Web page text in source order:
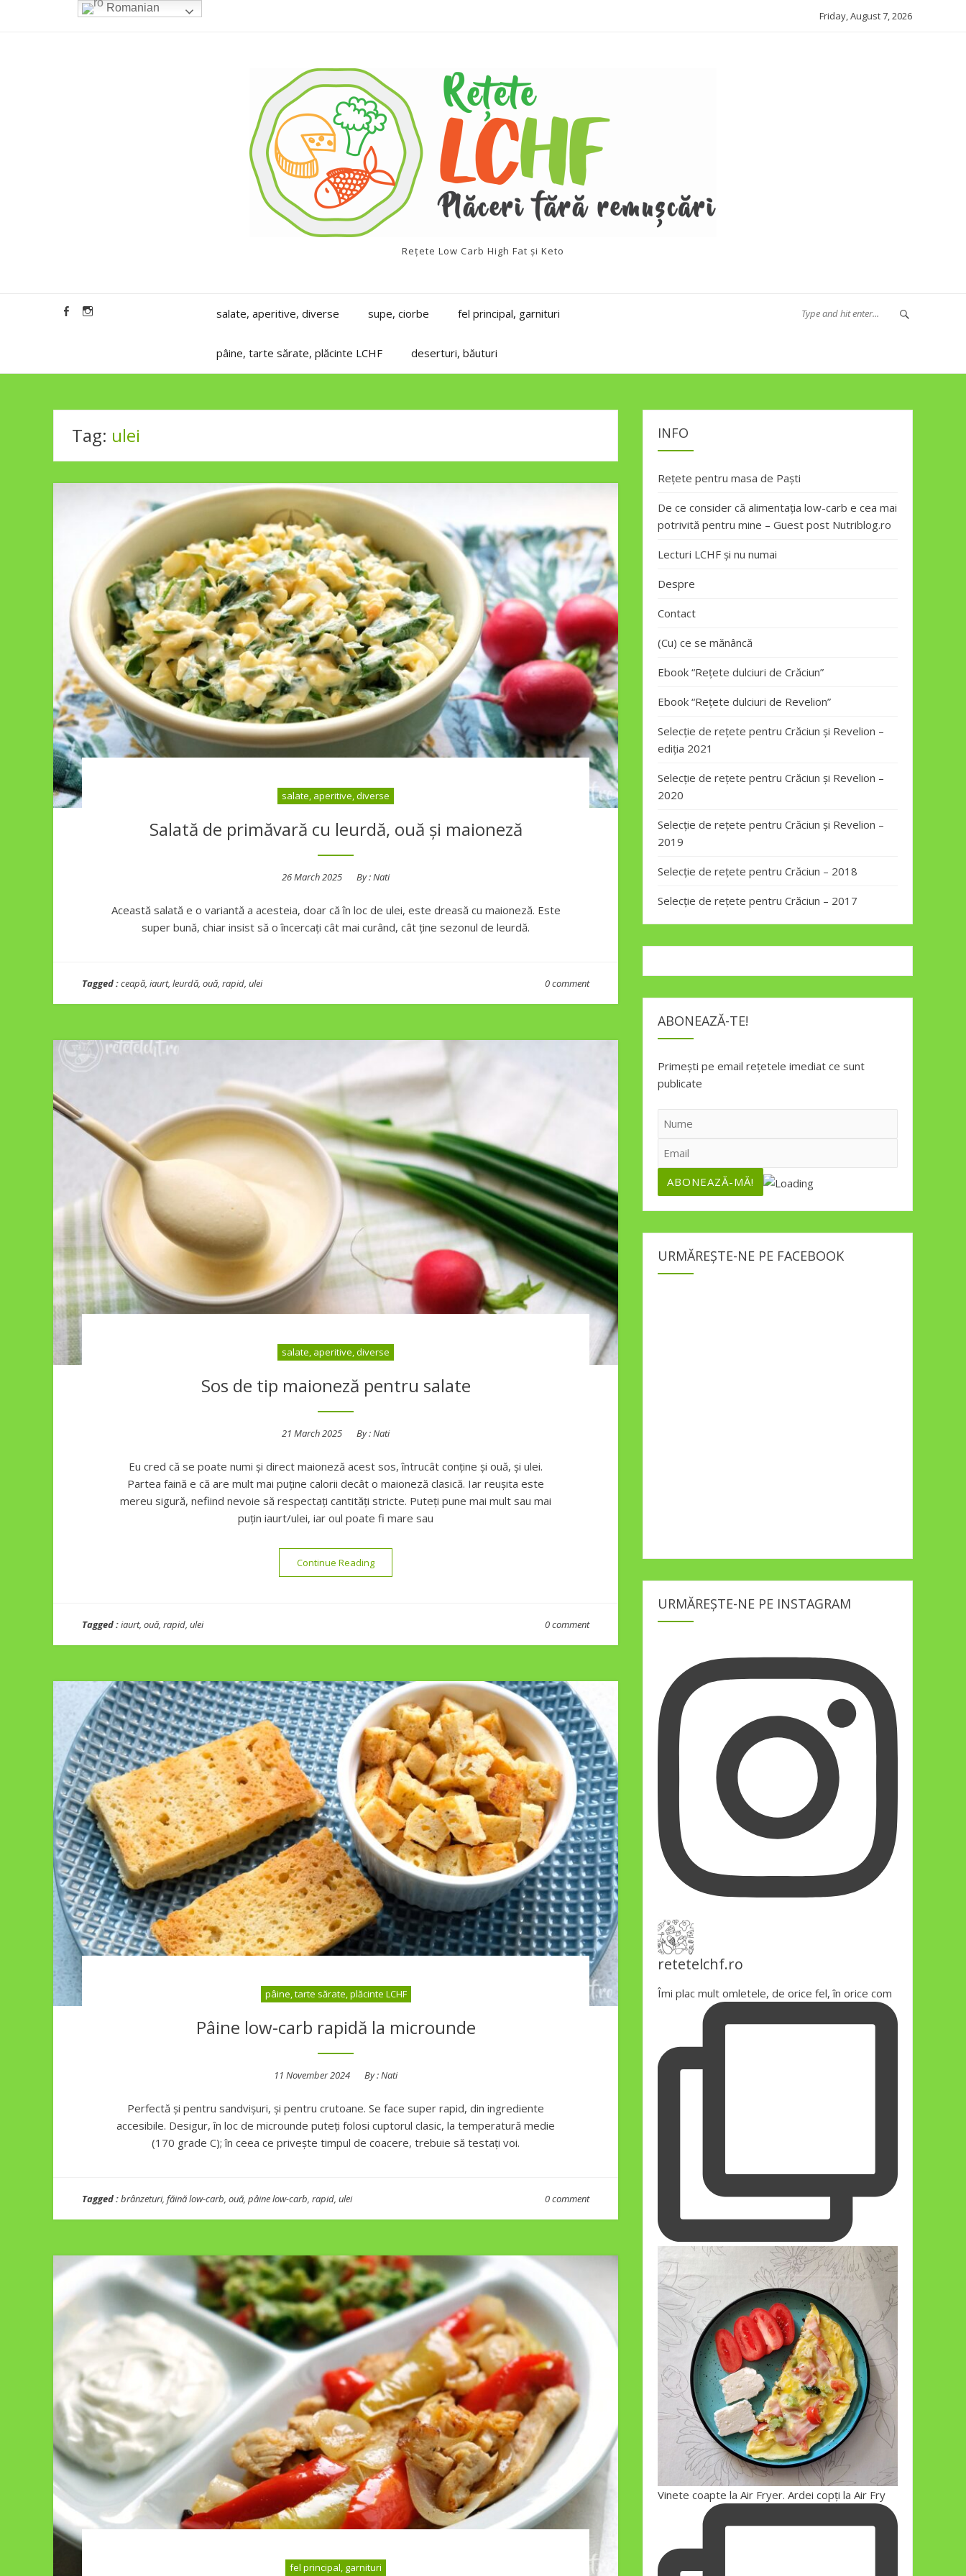
Friday, August 7, 2026
Rețete Low Carb High Fat și Keto
salate, aperitive, diverse supe, ciorbe fel principal, garnituri
pâine, tarte sărate, plăcinte LCHF deserturi, băuturi
Tag: ulei
salate, aperitive, diverse
Salată de primăvară cu leurdă, ouă și maioneză
Posted
26 March 2025 By :Nati
Această salată e o variantă a acesteia, doar că în loc de ulei, este dreasă cu maioneză. Este
super bună, chiar insist să o încercați cât mai curând, cât ține sezonul de leurdă.
Tagged :ceapă iaurt, leurdă ouă rapid ulei 0 comment
salate, aperitive, diverse
Sos de tip maioneză pentru salate
Posted
21 March 2025 By :Nati
Eu cred că se poate numi și direct maioneză acest sos, întrucât conține și ouă, și ulei.
Partea faină e că are mult mai puține calorii decât o maioneză clasică. Iar reușita este
mereu sigură, nefiind nevoie să respectați cantități stricte. Puteți pune mai mult sau mai
puțin iaurt/ulei, iar oul poate fi mare sau
Continue Reading“Sos de tip maioneză pentru salate”
Tagged :iaurt, ouă, rapid, ulei 0 comment
pâine, tarte sărate, plăcinte LCHF
Pâine low-carb rapidă la microunde
Posted
11 November 2024 By :Nati
Perfectă și pentru sandvișuri, și pentru crutoane. Se face super rapid, din ingrediente
accesibile. Desigur, în loc de microunde puteți folosi cuptorul clasic, la temperatură medie
(170 grade C); în ceea ce privește timpul de coacere, trebuie să testați voi.
Tagged :brânzeturi, făină low-carb, ouă, pâine low-carb, rapid, ulei 0 comment
fel principal, garnituri
INFO
Rețete pentru masa de Paști
De ce consider că alimentația low-carb e cea mai
potrivită pentru mine – Guest post Nutriblog.ro
Lecturi LCHF și nu numai
Despre
Contact
(Cu) ce se mănâncă
Ebook “Rețete dulciuri de Crăciun”
Ebook “Rețete dulciuri de Revelion”
Selecție de rețete pentru Crăciun și Revelion –
ediția 2021
Selecție de rețete pentru Crăciun și Revelion –
2020
Selecție de rețete pentru Crăciun și Revelion –
2019
Selecție de rețete pentru Crăciun – 2018
Selecție de rețete pentru Crăciun – 2017
ABONEAZĂ-TE!
Primești pe email rețetele imediat ce sunt
publicate
URMĂREȘTE-NE PE FACEBOOK
URMĂREȘTE-NE PE INSTAGRAM
retetelchf.ro
Îmi plac mult omletele, de orice fel, în orice com
Vinete coapte la Air Fryer. Ardei copți la Air Fry
Romanian